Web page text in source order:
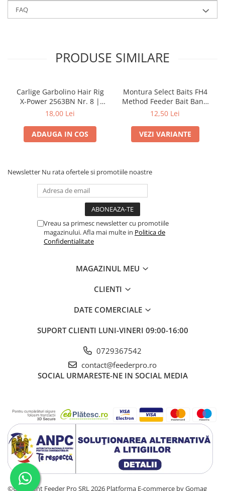
FAQ
PRODUSE SIMILARE
Carlige Garbolino Hair Rig
X-Power 2563BN Nr. 8 |
Garbolino
18,00 Lei
ADAUGA IN COS
Montura Select Baits FH4
Method Feeder Bait Band
Rig 3buc | Select Baits
12,50 Lei
VEZI VARIANTE
Newsletter Nu rata ofertele si promotiile noastre
Vreau sa primesc newsletter cu promotiile
magazinului. Afla mai multe in Politica de
Confidentialitate
MAGAZINUL MEU
CLIENTI
DATE COMERCIALE
SUPORT CLIENTI LUNI-VINERI 09:00-16:00
0729367542
contact@feederpro.ro
SOCIAL URMARESTE-NE IN SOCIAL MEDIA
©Copyright Feeder Pro SRL 2026 Platforma E-commerce by Gomag